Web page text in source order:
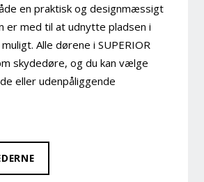
en praktisk og designmæssigt
er med til at udnytte pladsen i
Alle dørene i SUPERIOR
skydedøre, og du kan vælge
eller udenpåliggende